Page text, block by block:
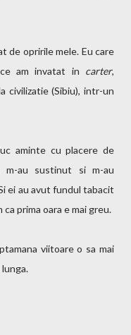
de opririle mele. Eu care
am invatat in carter,
civilizatie (Sibiu), intr-un
aminte cu placere de
m-au sustinut si m-au
ei au avut fundul tabacit
prima oara e mai greu.
viitoare o sa mai